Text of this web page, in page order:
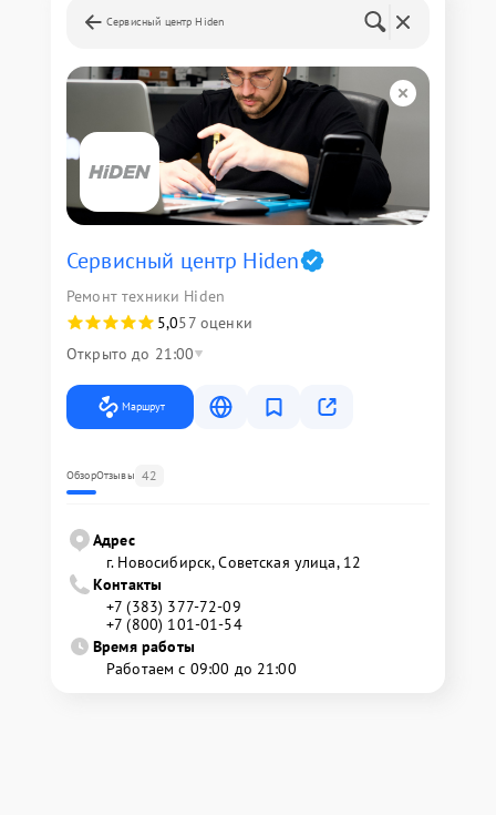
Сервисный центр Hiden
Сервисный центр Hiden
Ремонт техники Hiden
5,057 оценки
Открыто до 21:00
Маршрут
ОбзорОтзывы 42
Адрес
г. Новосибирск, Советская улица, 12
Контакты
+7 (383) 377-72-09
+7 (800) 101-01-54
Время работы
Работаем с 09:00 до 21:00